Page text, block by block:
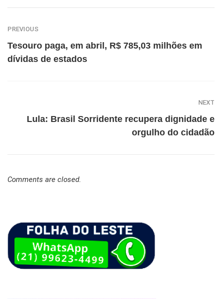
PREVIOUS
Tesouro paga, em abril, R$ 785,03 milhões em
dívidas de estados
NEXT
Lula: Brasil Sorridente recupera dignidade e
orgulho do cidadão
Comments are closed.